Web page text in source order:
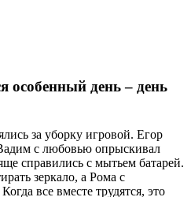
особенный день – день
за уборку игровой. Егор
с любовью опрыскивал
справились с мытьем батарей.
зеркало, а Рома с
все вместе трудятся, это